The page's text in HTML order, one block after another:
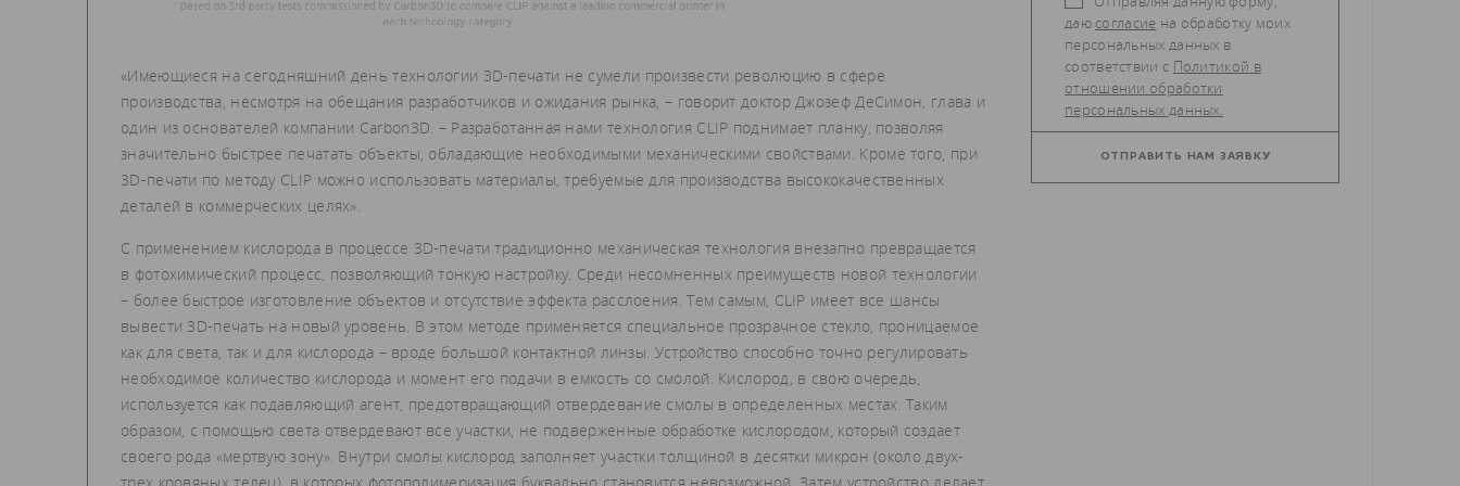
«Имеющиеся на сегодняшний день технологии 3D-печати не сумели произвести революцию в сфере
производства, несмотря на обещания разработчиков и ожидания рынка, – говорит доктор Джозеф ДеСимон, глава и
один из основателей компании Carbon3D. – Разработанная нами технология CLIP поднимает планку, позволяя
значительно быстрее печатать объекты, обладающие необходимыми механическими свойствами. Кроме того, при
3D-печати по методу CLIP можно использовать материалы, требуемые для производства высококачественных
деталей в коммерческих целях».
С применением кислорода в процессе 3D-печати традиционно механическая технология внезапно превращается
в фотохимический процесс, позволяющий тонкую настройку. Среди несомненных преимуществ новой технологии
– более быстрое изготовление объектов и отсутствие эффекта расслоения. Тем самым, CLIP имеет все шансы
вывести 3D-печать на новый уровень. В этом методе применяется специальное прозрачное стекло, проницаемое
как для света, так и для кислорода – вроде большой контактной линзы. Устройство способно точно регулировать
необходимое количество кислорода и момент его подачи в емкость со смолой. Кислород, в свою очередь,
используется как подавляющий агент, предотвращающий отвердевание смолы в определенных местах. Таким
образом, с помощью света отвердевают все участки, не подверженные обработке кислородом, который создает
своего рода «мертвую зону». Внутри смолы кислород заполняет участки толщиной в десятки микрон (около двух-
даю согласие
персональных данных в
соответствии с Политикой в
отношении обработки
персональных данных.